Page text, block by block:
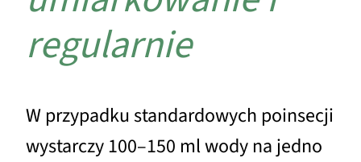
regularnie
W przypadku standardowych poinsecji
wystarczy 100–150 ml wody na jedno